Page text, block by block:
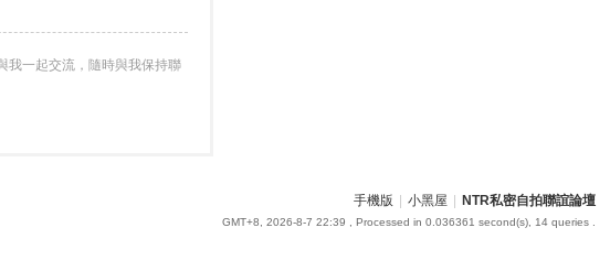
我一起交流，隨時與我保持聯
手機版 小黑屋 NTR私密自拍聯誼論壇
GMT+8, 2026-8-7 22:39 , Processed in 0.036361 second(s), 14 queries .